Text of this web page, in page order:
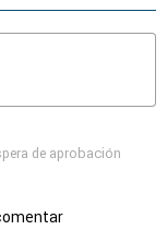
de aprobación